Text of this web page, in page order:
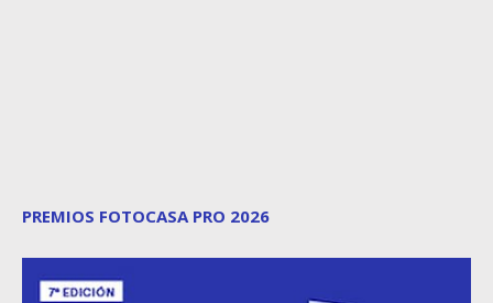
PREMIOS FOTOCASA PRO 2026